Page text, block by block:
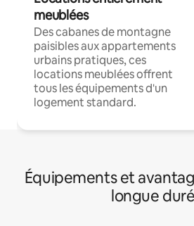
meublées
Des cabanes de montagne
paisibles aux appartements
urbains pratiques, ces
locations meublées offrent
tous les équipements d'un
logement standard.
Équipements et
longue